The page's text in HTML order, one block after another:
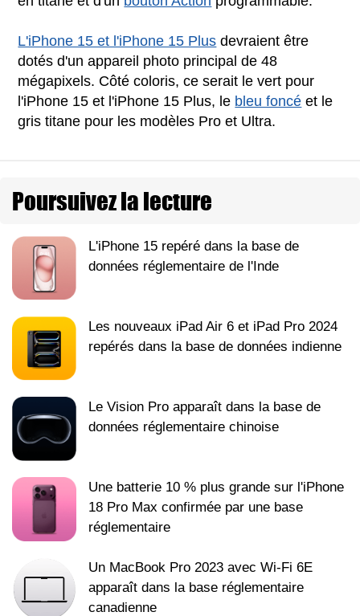
L'iPhone 15 et l'iPhone 15 Plus devraient être
dotés d'un appareil photo principal de 48
mégapixels. Côté coloris, ce serait le vert pour
l'iPhone 15 et l'iPhone 15 Plus, le bleu foncé et le
gris titane pour les modèles Pro et Ultra.
Poursuivez la lecture
L'iPhone 15 repéré dans la base de
données réglementaire de l'Inde
Les nouveaux iPad Air 6 et iPad Pro 2024
repérés dans la base de données indienne
Le Vision Pro apparaît dans la base de
données réglementaire chinoise
Une batterie 10 % plus grande sur l'iPhone
18 Pro Max confirmée par une base
réglementaire
Un MacBook Pro 2023 avec Wi-Fi 6E
apparaît dans la base réglementaire
canadienne